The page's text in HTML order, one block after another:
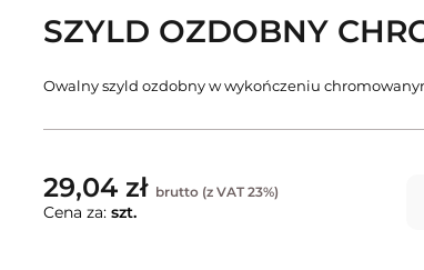
SZYLD OZDOBNY
Owalny szyld ozdobny w wykończeniu
29,04 zł brutto (z VAT 23%)
Cena za: szt.